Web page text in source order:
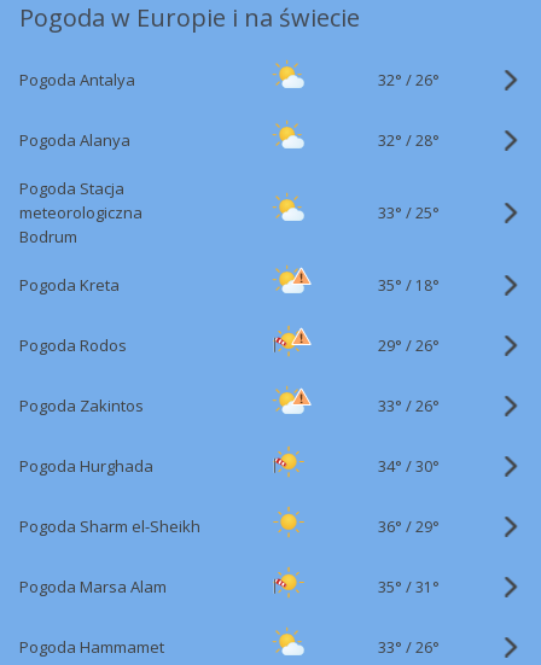
Pogoda w Europie i na świecie
Pogoda Antalya 32° /26°
Pogoda Alanya 32° /28°
Pogoda Stacja
meteorologiczna
Bodrum
33° /25°
Pogoda Kreta 35° / 18°
Pogoda Rodos 29° /26°
Pogoda Zakintos 33° /26°
Pogoda Hurghada 34° /30°
Pogoda Sharm el-Sheikh 36° /29°
Pogoda Marsa Alam 35° /31°
Pogoda Hammamet 33° /26°